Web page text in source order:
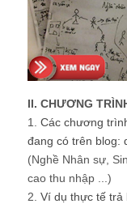
II. CHƯƠNG
1. Các chương
đang có trên blog:
(Nghề Nhân sự,
cao thu nhập ...)
2. Ví dụ thực tế trả